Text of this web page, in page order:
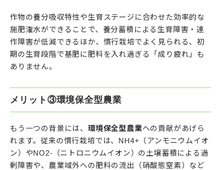
作物の養分吸収特性や生育ステージに合わせた効率的な
施肥潅水ができることで、養分蓄積による生育障害・連
作障害が低減できるほか、慣行栽培でよく見られる、初
期の生育段階で基肥に肥料を入れ過ぎる「成り疲れ」も
ありません。
メリット③環境保全型農業
もう一つの背景には、 環境保全型農業への貢献があげら
れます。従来の慣行栽培では、NH4+（アンモニウムイオ
ン）やNO2-（ニトロニウムイオン）の土壌蓄積による過
剰障害や、農業域外への肥料の流出（硝酸態窒素）など